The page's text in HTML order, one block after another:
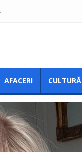
AFACERI CULTURĂ